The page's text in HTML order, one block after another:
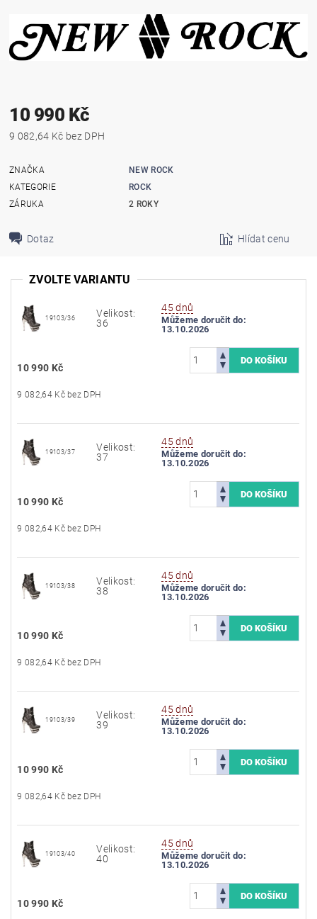
10 990 Kč
9 082,64 Kč bez DPH
ZNAČKA
NEW ROCK
KATEGORIE
ROCK
ZÁRUKA
2 ROKY
Dotaz Hlídat cenu
ZVOLTE VARIANTU
19103/36
Velikost:
36
45 dnů
Můžeme doručit do:
13.10.2026
10 990 Kč
9 082,64 Kč bez DPH
19103/37
Velikost:
37
45 dnů
Můžeme doručit do:
13.10.2026
10 990 Kč
9 082,64 Kč bez DPH
19103/38
Velikost:
38
45 dnů
Můžeme doručit do:
13.10.2026
10 990 Kč
9 082,64 Kč bez DPH
19103/39
Velikost:
39
45 dnů
Můžeme doručit do:
13.10.2026
10 990 Kč
9 082,64 Kč bez DPH
19103/40
Velikost:
40
45 dnů
Můžeme doručit do:
13.10.2026
10 990 Kč